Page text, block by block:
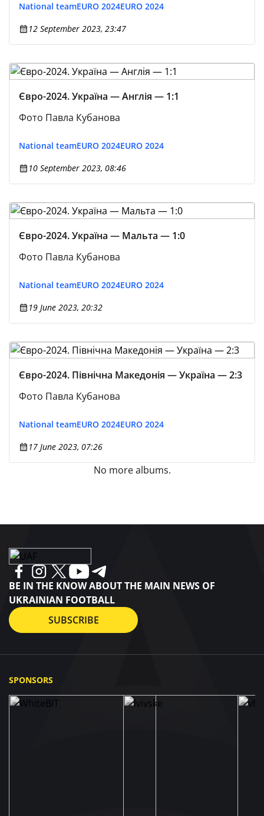
National teamEURO 2024EURO 2024
12 September 2023, 23:47
Євро-2024. Україна — Англія — 1:1
Фото Павла Кубанова
National teamEURO 2024EURO 2024
10 September 2023, 08:46
Євро-2024. Україна — Мальта — 1:0
Фото Павла Кубанова
National teamEURO 2024EURO 2024
19 June 2023, 20:32
Євро-2024. Північна Македонія — Україна — 2:3
Фото Павла Кубанова
National teamEURO 2024EURO 2024
17 June 2023, 07:26
No more albums.
BE IN THE KNOW ABOUT THE MAIN NEWS OF
UKRAINIAN FOOTBALL
SUBSCRIBE
SPONSORS